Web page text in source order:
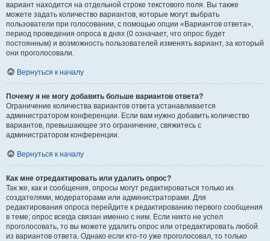
вариант находится на отдельной строке текстового поля. Вы также
можете задать количество вариантов, которые могут выбрать
пользователи при голосовании, с помощью опции «Вариантов ответа»,
период проведения опроса в днях (0 означает, что опрос будет
постоянным) и возможность пользователей изменять вариант, за который
они проголосовали.
Вернуться к началу
Почему я не могу добавить больше вариантов ответа?
Ограничение количества вариантов ответа устанавливается
администратором конференции. Если вам нужно добавить количество
вариантов, превышающее это ограничение, свяжитесь с
администратором конференции.
Вернуться к началу
Как мне отредактировать или удалить опрос?
Так же, как и сообщения, опросы могут редактироваться только их
создателями, модераторами или администраторами. Для
редактирования опроса перейдите к редактированию первого сообщения
в теме; опрос всегда связан именно с ним. Если никто не успел
проголосовать, то вы можете удалить опрос или отредактировать любой
из вариантов ответа. Однако если кто-то уже проголосовал, то только